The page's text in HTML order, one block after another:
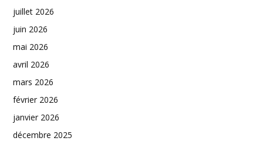
juillet 2026
juin 2026
mai 2026
avril 2026
mars 2026
février 2026
janvier 2026
décembre 2025